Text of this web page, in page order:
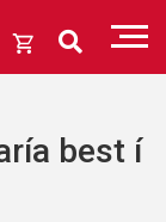
Opna
Loka
best í